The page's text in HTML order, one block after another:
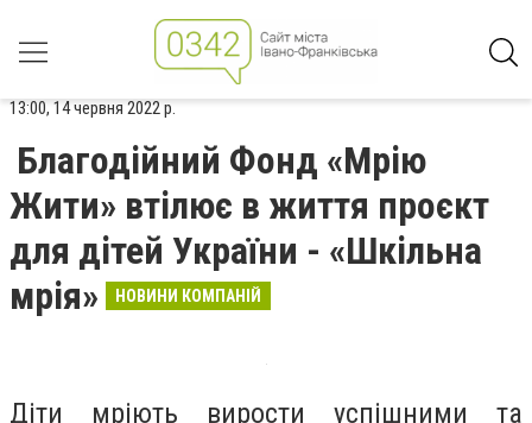
13:00, 14 червня 2022 р.
Благодійний Фонд «Мрію
Жити» втілює в життя проєкт
для дітей України - «Шкільна
мрія»
НОВИНИ КОМПАНІЙ
Діти мріють вирости успішними та